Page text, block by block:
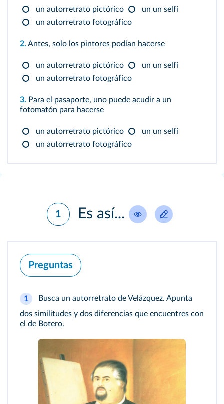
un autorretrato pictórico
un un selfi
un autorretrato fotográfico
2. Antes, solo los pintores podían hacerse
un autorretrato pictórico
un un selfi
un autorretrato fotográfico
3. Para el pasaporte, uno puede acudir a un
fotomatón para hacerse
un autorretrato pictórico
un un selfi
un autorretrato fotográfico
1 Es así...
Preguntas
1
Busca un autorretrato de Velázquez. Apunta
dos similitudes y dos diferencias que encuentres con
el de Botero.